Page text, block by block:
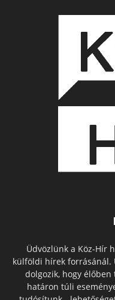
Üdvözlünk a Köz-Hír
külföldi hírek forrásánál.
dolgozik, hogy
határon túli